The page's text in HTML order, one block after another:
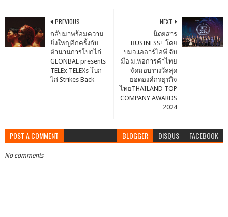
NEXT
นิตยสาร
BUSINESS+ โดย
บมจ.เออาร์ไอพี จับ
มือ ม.หอการค้าไทย
จัดมอบรางวัลสุด
ยอดองค์กรธุรกิจ
ไทยTHAILAND TOP
COMPANY AWARDS
2024
PREVIOUS
กลับมาพร้อมความ
ยิ่งใหญ่อีกครั้งกับ
ตำนานการโบกไก่
GEONBAE presents
TELEx TELEXs โบก
ไก่ Strikes Back
POST A COMMENT BLOGGER DISQUS FACEBOOK
No comments